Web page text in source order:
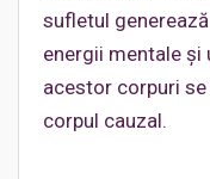
sufletul
energii mentale şi
acestor corpuri
corpul cauzal.